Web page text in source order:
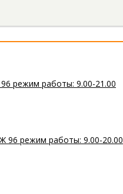
режим работы: 9.00-21.00
96 режим работы: 9.00-20.00